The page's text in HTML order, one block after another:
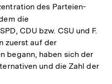
des Parteien-
die
CDU bzw. CSU und F.
zuerst auf der
begann, haben sich der
und die Zahl der